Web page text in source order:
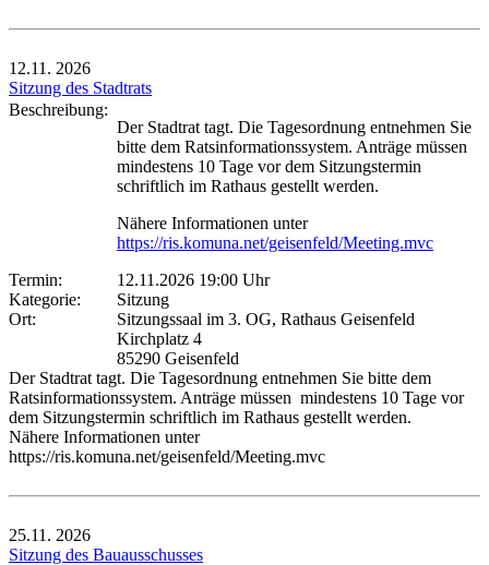
12.11. 2026
Sitzung des Stadtrats
Beschreibung:
Der Stadtrat tagt. Die Tagesordnung entnehmen Sie
bitte dem Ratsinformationssystem. Anträge müssen
mindestens 10 Tage vor dem Sitzungstermin
schriftlich im Rathaus gestellt werden.
Nähere Informationen unter
https://ris.komuna.net/geisenfeld/Meeting.mvc
Termin:
12.11.2026 19:00 Uhr
Kategorie:
Sitzung
Ort:
Sitzungssaal im 3. OG, Rathaus Geisenfeld
Kirchplatz 4
85290 Geisenfeld
Der Stadtrat tagt. Die Tagesordnung entnehmen Sie bitte dem
Ratsinformationssystem. Anträge müssen mindestens 10 Tage vor
dem Sitzungstermin schriftlich im Rathaus gestellt werden.
Nähere Informationen unter
https://ris.komuna.net/geisenfeld/Meeting.mvc
25.11. 2026
Sitzung des Bauausschusses